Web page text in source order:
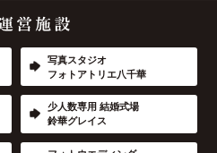
写真スタジオ
フォトアトリエ八千華
少人数専用 結婚式場
鈴華グレイス